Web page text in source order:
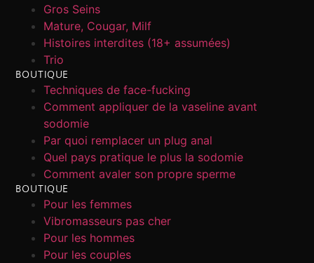
Gros Seins
Mature, Cougar, Milf
Histoires interdites (18+ assumées)
Trio
BOUTIQUE
Techniques de face-fucking
Comment appliquer de la vaseline avant
sodomie
Par quoi remplacer un plug anal
Quel pays pratique le plus la sodomie
Comment avaler son propre sperme
BOUTIQUE
Pour les femmes
Vibromasseurs pas cher
Pour les hommes
Pour les couples